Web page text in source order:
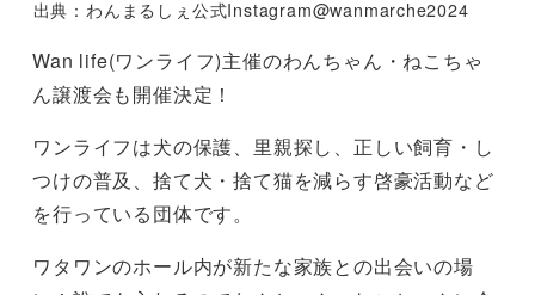
出典：わんまるしぇ公式Instagram@wanmarche2024
Wan life(ワンライフ)主催のわんちゃん・ねこちゃ
ん譲渡会も開催決定！
ワンライフは犬の保護、里親探し、正しい飼育・し
つけの普及、捨て犬・捨て猫を減らす啓豪活動など
を行っている団体です。
ワタワンのホール内が新たな家族との出会いの場